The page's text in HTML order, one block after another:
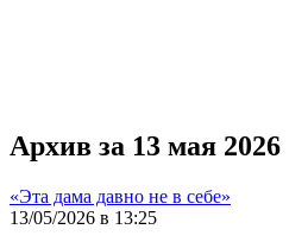
Архив за 13 мая 2026
«Эта дама давно не в себе»
13/05/2026 в 13:25